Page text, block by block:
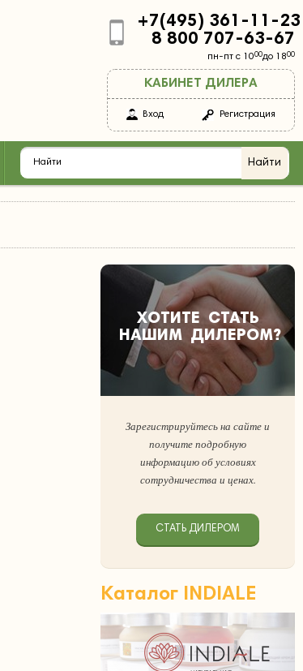
+7(495) 361-11-23
8 800 707-63-67
пн-пт с 1000до 1800
КАБИНЕТ ДИЛЕРА
Вход Регистрация
ХОТИТЕ СТАТЬ
НАШИМ ДИЛЕРОМ?
Зарегистрируйтесь на сайте и
получите подробную
информацию об условиях
сотрудничества и ценах.
СТАТЬ ДИЛЕРОМ
Каталог INDIALE